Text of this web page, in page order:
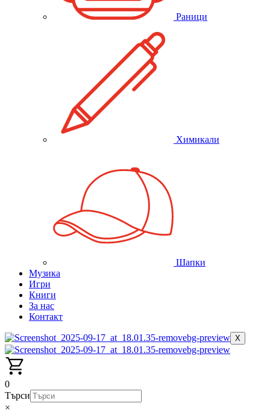
Раници
Химикали
Шапки
Музика
Игри
Книги
За нас
Контакт
X
0
Търси
×